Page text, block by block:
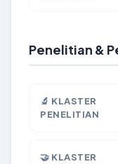
Penelitian &
🔬 KLASTER
PENELITIAN
🤝 KLASTER